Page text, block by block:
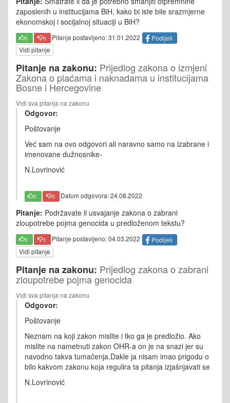
zaposlenih u institucijama BiH, kako bi iste bile srazmjerne
ekonomskoj i socijalnoj situaciji u BiH?
0 0 Pitanje postavljeno: 31.01.2022
Podijeli
Vidi pitanje
Pitanje na zakonu: Prijedlog zakona o izmjeni
Zakona o plaćama i naknadama u institucijama
Bosne i Hercegovine
Vidi sva pitanja na zakonu
Odgovor:
Poštovanje
Već sam na ovo odgovori ali naravno samo na izabrane i
imenovane dužnosnike-
N.Lovrinović
0 0 Datum odgovora: 24.08.2022
Pitanje: Podržavate li usvajanje zakona o zabrani
zloupotrebe pojma genocida u predloženom tekstu?
0 1 Pitanje postavljeno: 04.03.2022
Podijeli
Vidi pitanje
Pitanje na zakonu: Prijedlog zakona o zabrani
zloupotrebe pojma genocida
Vidi sva pitanja na zakonu
Odgovor:
Poštovanje
Neznam na koji zakon mislite i tko ga je predložio. Ako
mislite na nametnuti zakon OHR-a on je na snazi jer su
navodno takva tumačenja.Dakle ja nisam imao prigodu o
bilo kakvom zakonu koja regulira ta pitanja izjašnjavati se
N.Lovrinović